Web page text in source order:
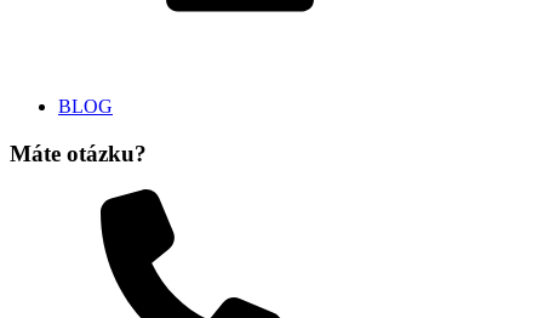
BLOG
Máte otázku?